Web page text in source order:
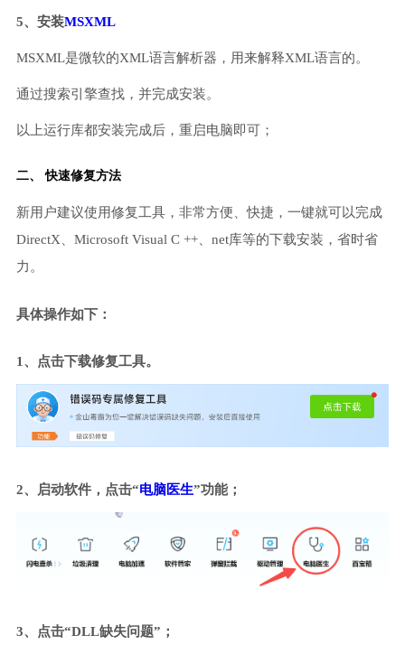
5、安装MSXML
MSXML是微软的XML语言解析器，用来解释XML语言的。
通过搜索引擎查找，并完成安装。
以上运行库都安装完成后，重启电脑即可；
二、 快速修复方法
新用户建议使用修复工具，非常方便、快捷，一键就可以完成
DirectX、Microsoft Visual C ++、net库等的下载安装，省时省
力。
具体操作如下：
1、点击下载修复工具。
2、启动软件，点击“电脑医生”功能；
3、点击“DLL缺失问题”；